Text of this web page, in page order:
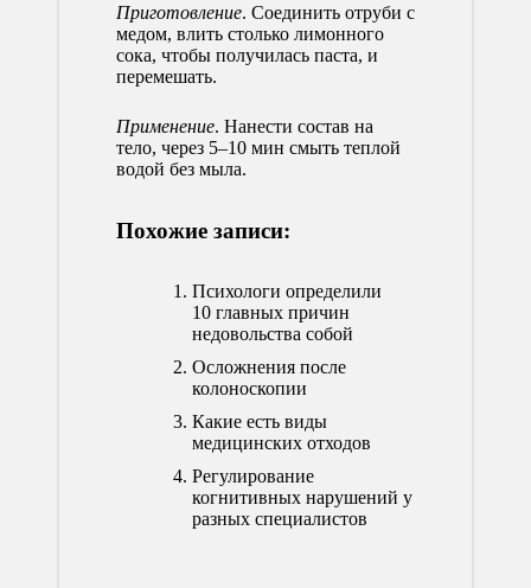
Приготовление. Соединить отруби с
медом, влить столько лимонного
сока, чтобы получилась паста, и
перемешать.
Применение. Нанести состав на
тело, через 5–10 мин смыть теплой
водой без мыла.
Похожие записи:
Психологи определили
10 главных причин
недовольства собой
Осложнения после
колоноскопии
Какие есть виды
медицинских отходов
Регулирование
когнитивных нарушений у
разных специалистов